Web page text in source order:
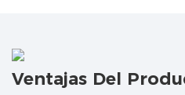
Ventajas Del